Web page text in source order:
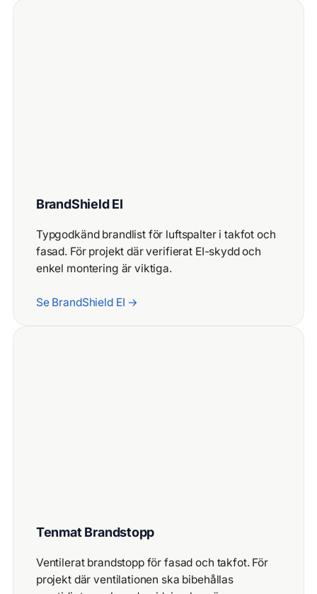
BrandShield EI
Typgodkänd brandlist för luftspalter i takfot och
fasad. För projekt där verifierat EI-skydd och
enkel montering är viktiga.
Se BrandShield EI →
Tenmat Brandstopp
Ventilerat brandstopp för fasad och takfot. För
projekt där ventilationen ska bibehållas